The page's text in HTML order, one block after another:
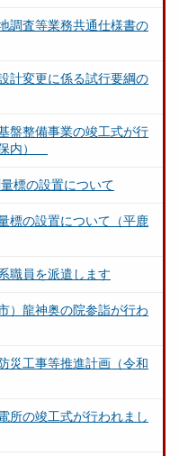
調査等業務共通仕様書の
計変更に係る試行要綱の
盤整備事業の竣工式が行
内）
標の設置について
標の設置について（平鹿
職員を派遣します
）龍神奥の院参詣が行わ
災工事等推進計画（令和
の竣工式が行われまし